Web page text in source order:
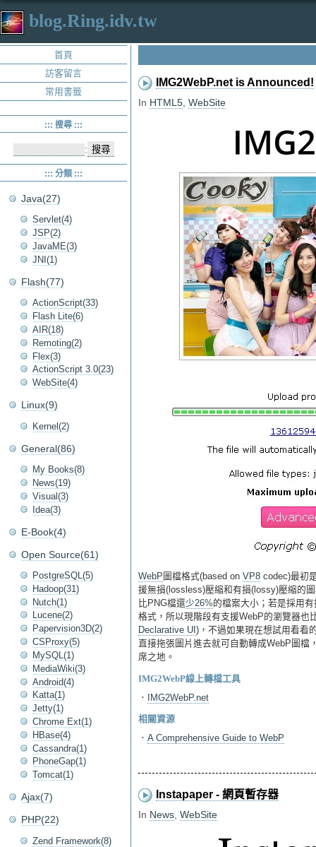
blog.Ring.idv.tw
IMG2WebP.net is Announced!
In HTML5 WebSite
WebP 圖檔格式(based on VP8 codec)最初
援無損(lossless)壓縮和有損(lossy)壓縮的
比PNG檔還少26%的檔案大小；若是採用
格式，所以現階段有支援WebP的瀏覽器也
Declarative UI )，不過如果現在想試用看看
直接拖張圖片進去就可自動轉成WebP圖
席之地。
IMG2WebP線上轉檔工具
． IMG2WebP.net
相關資源
． A Comprehensive Guide to WebP
Instapaper - 網頁暫存器
In News, WebSite
首頁
訪客留言
常用書籤
::: 搜尋 :::
:
::: 分類 :::
Java(27)
Servlet(4)
JSP(2)
JavaME(3)
JNI(1)
Flash(77)
ActionScript(33)
Flash Lite(6)
AIR(18)
Remoting(2)
Flex(3)
ActionScript 3.0(23)
WebSite(4)
Linux(9)
Kernel(2)
General(86)
My Books(8)
News(19)
Visual(3)
Idea(3)
E-Book(4)
Open Source(61)
PostgreSQL(5)
Hadoop(31)
Nutch(1)
Lucene(2)
Papervision3D(2)
CSProxy(5)
MySQL(1)
MediaWiki(3)
Android(4)
Katta(1)
Jetty(1)
Chrome Ext(1)
HBase(4)
Cassandra(1)
PhoneGap(1)
Tomcat(1)
Ajax(7)
PHP(22)
Zend Framework(8)